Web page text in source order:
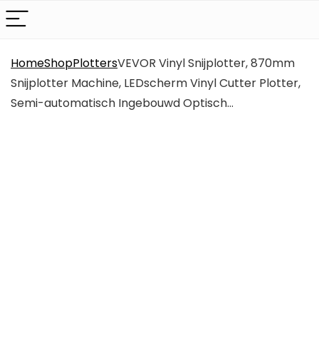
HomeShopPlottersVEVOR Vinyl Snijplotter, 870mm
Snijplotter Machine, LEDscherm Vinyl Cutter Plotter,
Semi-automatisch Ingebouwd Optisch…